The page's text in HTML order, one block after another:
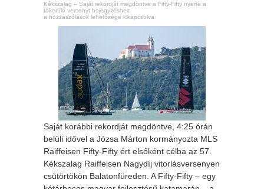
Kékszalag – Saját rekordját megdöntve a Fifty-Fifty nyerte a
tókerülő versenyt bejegyzéshez
a hozzászólások lehetősége kikapcsolva
Saját korábbi rekordját megdöntve, 4:25 órán
belüli idővel a Józsa Márton kormányozta MLS
Raiffeisen Fifty-Fifty ért elsőként célba az 57.
Kékszalag Raiffeisen Nagydíj vitorlásversenyen
csütörtökön Balatonfüreden. A Fifty-Fifty – egy